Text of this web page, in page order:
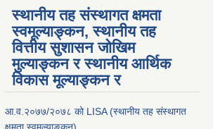
स्थानीय तह संस्थागत क्षमता
स्वमूल्याङ्कन, स्थानीय तह
वित्तीय सुशासन जोखिम
मुल्याङ्कन र स्थानीय आर्थिक
विकास मूल्याङ्कन र
आ.व.२०७७/२०७८ को LISA (स्थानीय तह संस्थागत